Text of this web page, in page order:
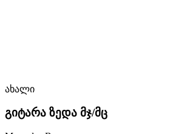
ახალი
გიტარა ზედა მჯ/მც